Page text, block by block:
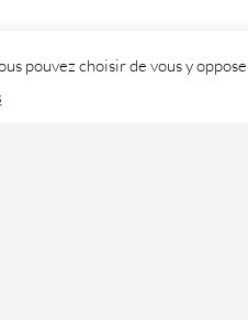
pouvez choisir de vous y